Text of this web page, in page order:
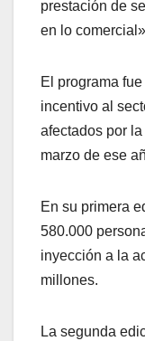
prestación de
en lo
El programa
incentivo al
afectados por
marzo de ese
En su primera
580.000
inyección a la
millones.
La segunda